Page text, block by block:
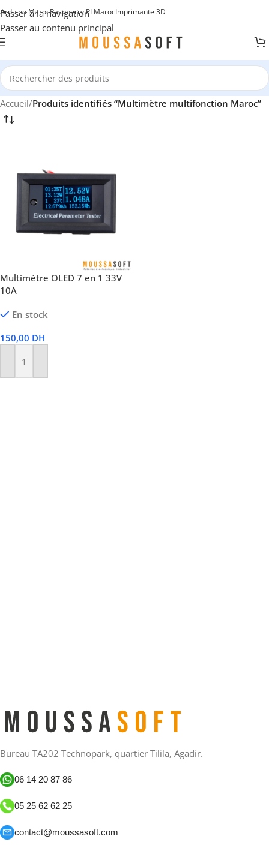
Passer à la navigation
Passer au contenu principal
Arduino MarocRaspberry PI MarocImprimante 3D
Accueil/Produits identifiés “Multimètre multifonction Maroc”
Multimètre OLED 7 en 1 33V
10A
En stock
150,00 DH
Ajouter Au Panier
Bureau TA202 Technopark, quartier Tilila, Agadir.
06 14 20 87 86
05 25 62 62 25
contact@moussasoft.com